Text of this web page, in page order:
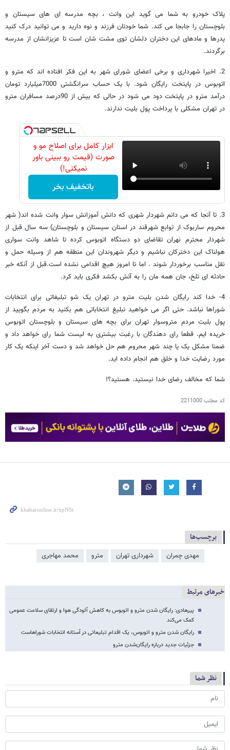
پلاک خودرو به شما می گوید این وانت ، بچه مدرسه ای های سیستان و
بلوچستان را جابجا می کند. شما خودتان فرزند و نوه دارید و می توانید درک کنید
پدرها و مادهای این دختران دلشان توی مشت شان است تا عزیزانشان از مدرسه
برگردند.
2. اخیرا شهرداری و برخی اعضای شورای شهر به این فکر افتاده اند که مترو و
اتوبوس در پایتخت رایگان شود. با یک حساب سرانگشتی 7000میلیارد تومان
درآمد مترو در پایتخت دود می شود در حالی که بیش از 90درصد مسافران مترو
در تهران مشکلی با پرداخت پول بلیت ندارند.
ابزار کامل برای اصلاح مو و
صورت (قیمت رو ببینی باور
نمیکنی!)
باتخفیف بخر
3. تا آنجا که می دانم شهردار شهری که دانش آموزانش سوار وانت شده اند( شهر
محروم ساربوک از توابع شهرقند در استان سیستان و بلوچستان) سه سال قبل از
شهردار محترم نهران تقاضای دو دستگاه اتوبوس کرده تا شاهد وانت سواری
هولناک این دخترکان نباشیم و دیگر شهروندان این منطقه هم از وسیله حمل و
نقل مناسب برخوردار شوند . اما تا امروز هیچ اقدامی نشده است.قبل از آنکه خبر
حادثه ای تلخ، جان همه مان را به آتش بکشد فکری باید کرد.
4- خدا کند رایگان شدن بلیت مترو در تهران یک شو تبلیغاتی برای انتخابات
شوراها نباشد. حتی اگر می خواهید تبلیغ انتخاباتی هم بکنید به مردم بگویید از
پول بلیت مردم متروسوار تهران برای بچه های سیستان و بلوچستان اتوبوس
خریده ایم. قطعا رای دهندگان با رغبت بیشتری به لیست شما رای خواهد داد و
ضمنا مشکل یک یا چند شهر محروم هم حل خواهد شد و دست آخر اینکه یک کار
مورد رضایت خدا و خلق هم انجام داده اید.
شما که مخالف رضای خدا نیستید. هستید؟!
کد مطلب2211000
برچسب‌ها
مهدی چمران شهرداری تهران مترو محمد مهاجری
خبرهای مرتبط
پیرهادی: رایگان شدن مترو و اتوبوس به کاهش آلودگی هوا و ارتقای سلامت عمومی
کمک می‌کند
رایگان شدن مترو و اتوبوس، یک اقدام تبلیعاتی در آستانه انتخابات شوراهاست
جزئیات جدید درباره رایگان‌شدن مترو
نظر شما